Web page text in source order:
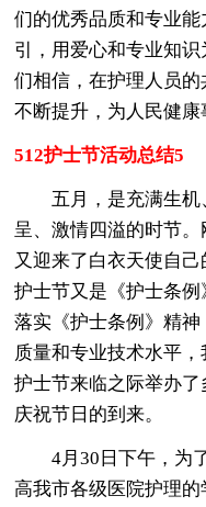
们的优秀品质和专业
引，用爱心和专业知
们相信，在护理人员
不断提升，为人民健康
512护士节活动总结5
五月，是充满生机
呈、激情四溢的时节
又迎来了白衣天使自
护士节又是《护士条
落实《护士条例》精
质量和专业技术水平
护士节来临之际举办
庆祝节日的到来。
4月30日下午，为了
高我市各级医院护理